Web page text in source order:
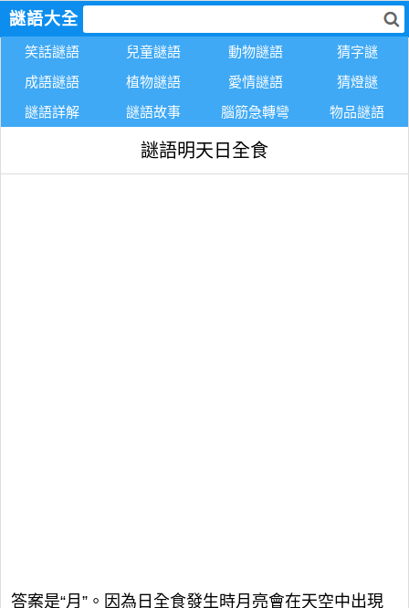
謎語大全
笑話謎語 兒童謎語 動物謎語
猜字謎
成語謎語
植物謎語 愛情謎語
猜燈謎
謎語詳解
謎語故事 腦筋急轉彎 物品謎語
謎語明天日全食
答案是“月”。因為日全食發生時月亮會在天空中出現